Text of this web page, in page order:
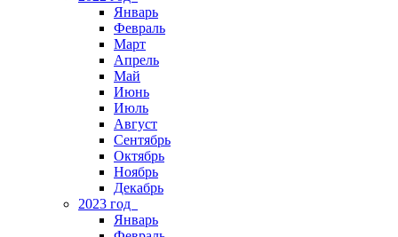
Январь
Февраль
Март
Апрель
Май
Июнь
Июль
Август
Сентябрь
Октябрь
Ноябрь
Декабрь
2023 год
Январь